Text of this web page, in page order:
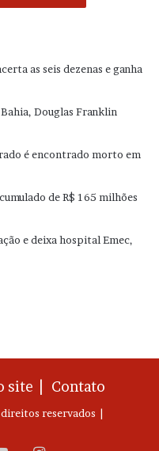
as seis dezenas e ganha
Douglas Franklin
é encontrado morto em
de R$ 165 milhões
e deixa hospital Emec,
site | Contato
reservados |